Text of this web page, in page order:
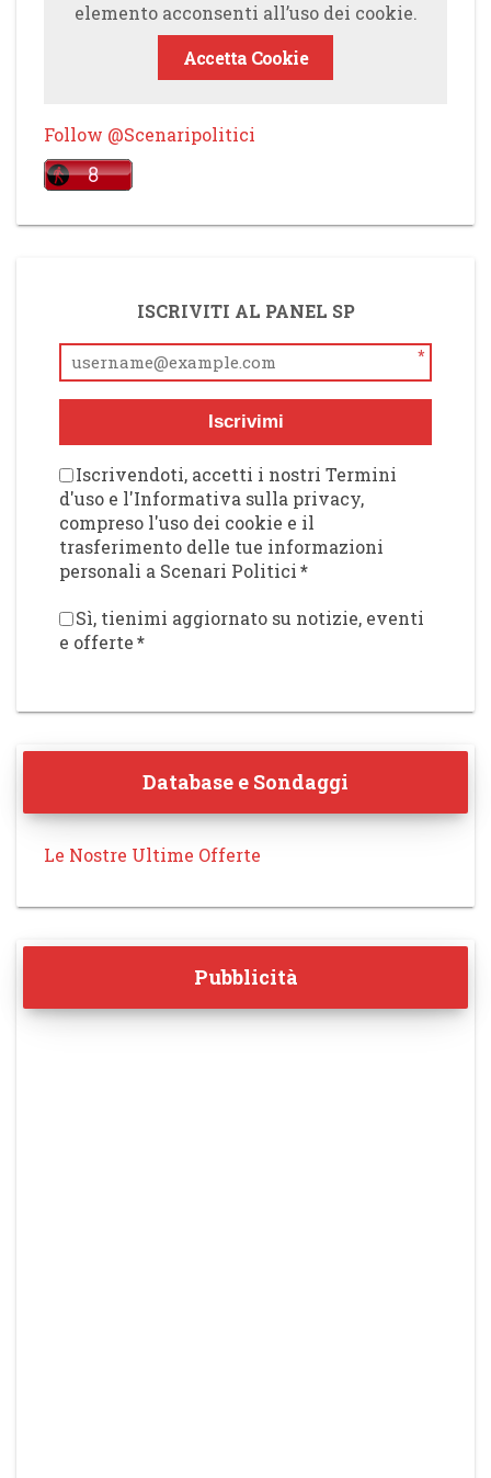
elemento acconsenti all’uso dei cookie.
Accetta Cookie
Follow @Scenaripolitici
ISCRIVITI AL PANEL SP
*
Iscrivimi
Iscrivendoti, accetti i nostri Termini
d'uso e l'Informativa sulla privacy,
compreso l'uso dei cookie e il
trasferimento delle tue informazioni
personali a Scenari Politici*
Sì, tienimi aggiornato su notizie, eventi
e offerte*
Database e Sondaggi
Le Nostre Ultime Offerte
Pubblicità